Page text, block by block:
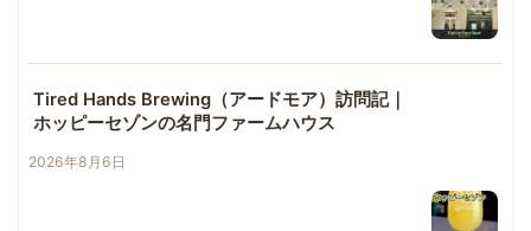
Tired Hands Brewing（アードモア）訪問記｜
ホッピーセゾンの名門ファームハウス
2026年8月6日